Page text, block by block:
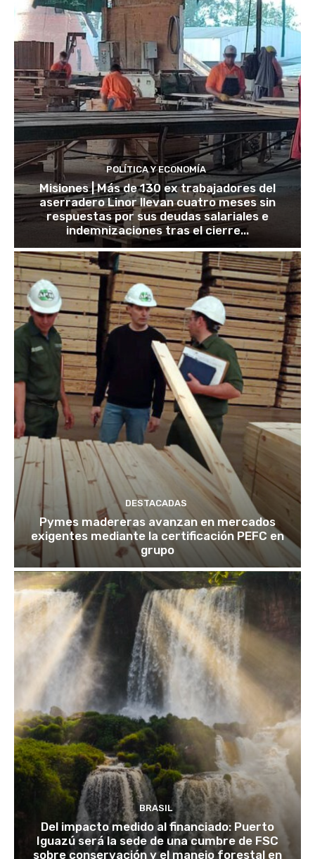
POLÍTICA Y ECONOMÍA
Misiones | Más de 130 ex trabajadores del
aserradero Linor llevan cuatro meses sin
respuestas por sus deudas salariales e
indemnizaciones tras el cierre...
DESTACADAS
Pymes madereras avanzan en mercados
exigentes mediante la certificación PEFC en
grupo
BRASIL
Del impacto medido al financiado: Puerto
Iguazú será la sede de una cumbre de FSC
sobre conservación y el manejo forestal en